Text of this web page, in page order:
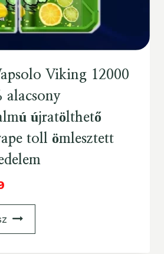
Viking 12000
alacsony
újratölthető
toll ömlesztett